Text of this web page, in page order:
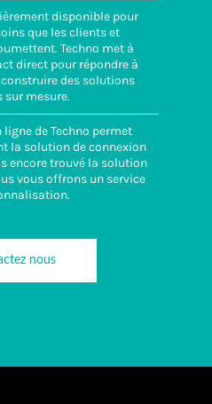
disponible pour
que les clients et
Techno met à
direct pour répondre à
des solutions
sur mesure.
de Techno permet
la solution de connexion
encore trouvé la solution
vous offrons un service
nous